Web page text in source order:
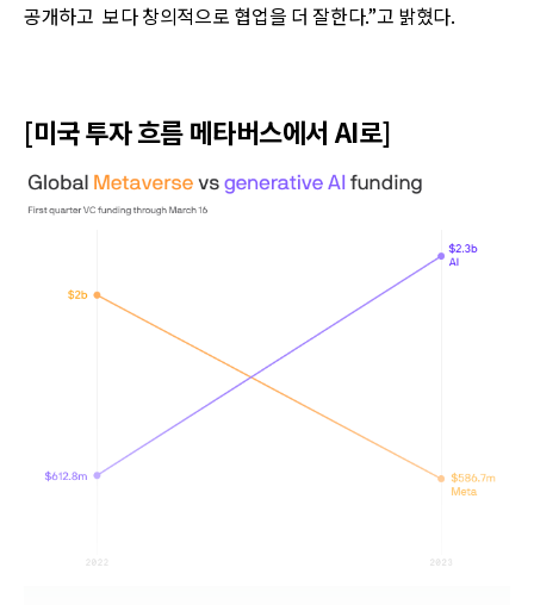
공개하고 보다 창의적으로 협업을 더 잘한다.”고 밝혔다.
[미국 투자 흐름 메타버스에서 AI로]